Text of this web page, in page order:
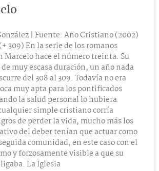
| Fuente: Año Cristiano (2002)
309) En la serie de los romanos
Marcelo hace el número treinta. Su
muy escasa duración, un año nada
del 308 al 309. Todavía no era
muy apta para los pontificados
la salud personal lo hubiera
simple cristiano corría
de perder la vida, mucho más los
del deber tenían que actuar como
comunidad, en este caso con el
y forzosamente visible a que su
La Iglesia